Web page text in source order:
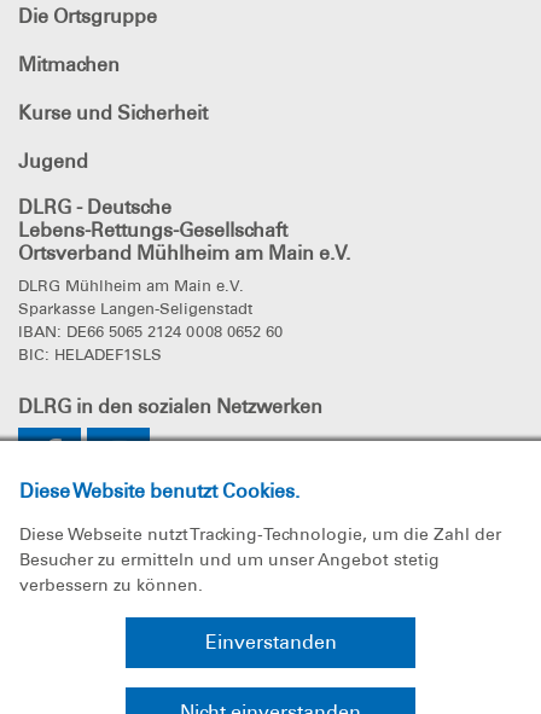
Diese Website benutzt Cookies.
Diese Webseite nutzt Tracking-Technologie, um die Zahl der
Besucher zu ermitteln und um unser Angebot stetig
verbessern zu können.
Einverstanden
Die Ortsgruppe
Mitmachen
Kurse und Sicherheit
Jugend
DLRG - Deutsche
Lebens-Rettungs-Gesellschaft
Ortsverband Mühlheim am Main e.V.
DLRG Mühlheim am Main e.V.
Sparkasse Langen-Seligenstadt
IBAN: DE66 5065 2124 0008 0652 60
BIC: HELADEF1SLS
DLRG in den sozialen Netzwerken